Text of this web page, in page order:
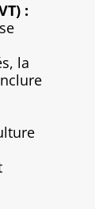
:
la